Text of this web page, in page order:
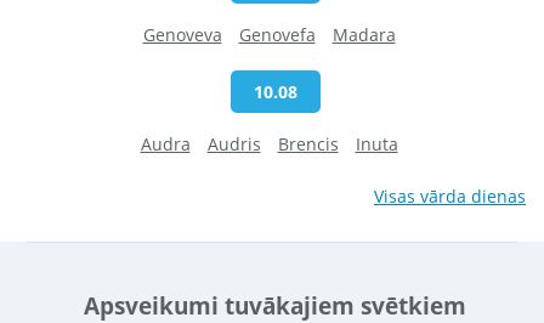
Genoveva Genovefa Madara
10.08
Audra Audris Brencis Inuta
Visas vārda dienas
Apsveikumi tuvākajiem svētkiem